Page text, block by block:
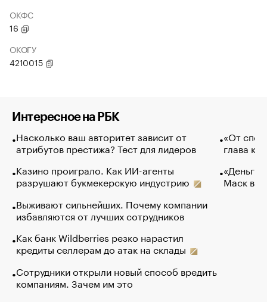
ОКФС
16
ОКОГУ
4210015
Интересное на РБК
Насколько ваш авторитет зависит от
атрибутов престижа? Тест для лидеров
Казино проиграло. Как ИИ-агенты
разрушают букмекерскую индустрию
Выживают сильнейших. Почему компании
избавляются от лучших сотрудников
Как банк Wildberries резко нарастил
кредиты селлерам до атак на склады
Сотрудники открыли новый способ вредить
компаниям. Зачем им это
«От
глава
«Деньги
Маск в